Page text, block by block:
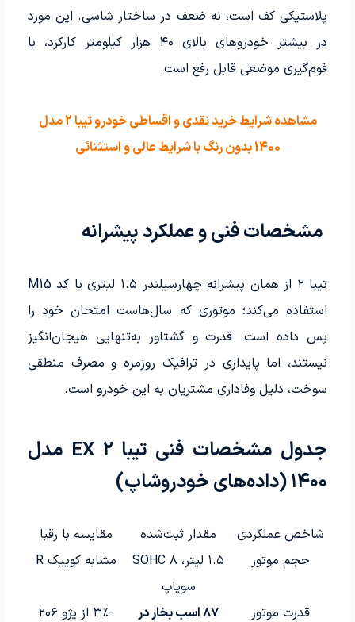
پلاستیکی کف است، نه ضعف در ساختار شاسی. این مورد
در بیشتر خودروهای بالای ۴۰ هزار کیلومتر کارکرد، با
فوم‌گیری موضعی قابل رفع است.
مشاهده شرایط خرید نقدی و اقساطی خودرو تیبا 2 مدل
1400 بدون رنگ با شرایط عالی و استثنائی
مشخصات فنی و عملکرد پیشرانه
تیبا ۲ از همان پیشرانه چهارسیلندر ۱.۵ لیتری با کد M15
استفاده می‌کند؛ موتوری که سال‌هاست امتحان خود را
پس داده است. قدرت و گشتاور به‌تنهایی هیجان‌انگیز
نیستند، اما پایداری در ترافیک روزمره و مصرف منطقی
سوخت، دلیل وفاداری مشتریان به این خودرو است.
جدول مشخصات فنی تیبا ۲ EX مدل
۱۴۰۰ (داده‌های خودروشاپ)
شاخص عملکردی مقدار ثبت‌شده
مقایسه با رقبا
حجم موتور
۱.۵ لیتر، SOHC ۸
سوپاپ
مشابه کوییک R
قدرت موتور ۸۷ اسب بخار در -۳٪ از پژو ۲۰۶